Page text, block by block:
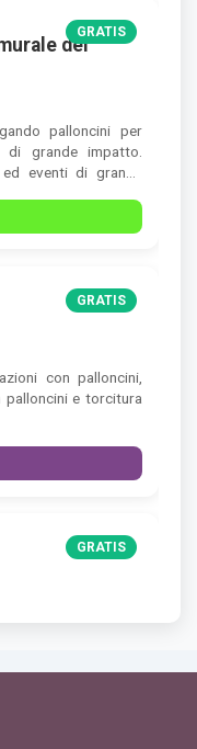
dei
GRATIS
palloncini per
grande impatto.
eventi di grande
GRATIS
con palloncini,
palloncini e torcitura
GRATIS
di una tenda alla